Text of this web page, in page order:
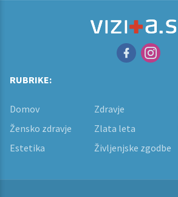
RUBRIKE:
Domov Zdravje
Žensko zdravje
Zlata leta
Estetika
Življenjske zgodbe